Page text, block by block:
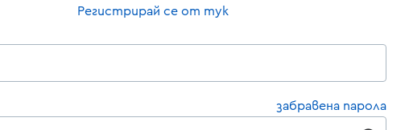
Регистрирай се от тук
забравена парола